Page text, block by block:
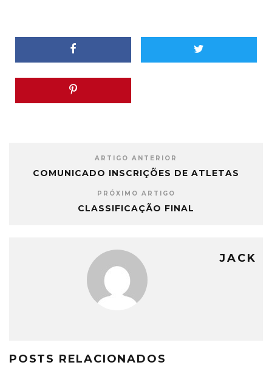
ARTIGO ANTERIOR
COMUNICADO INSCRIÇÕES DE ATLETAS
PRÓXIMO ARTIGO
CLASSIFICAÇÃO FINAL
JACK
POSTS RELACIONADOS